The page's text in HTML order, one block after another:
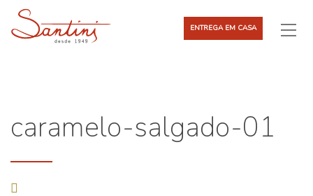
ENTREGA EM CASA
caramelo-salgado-01